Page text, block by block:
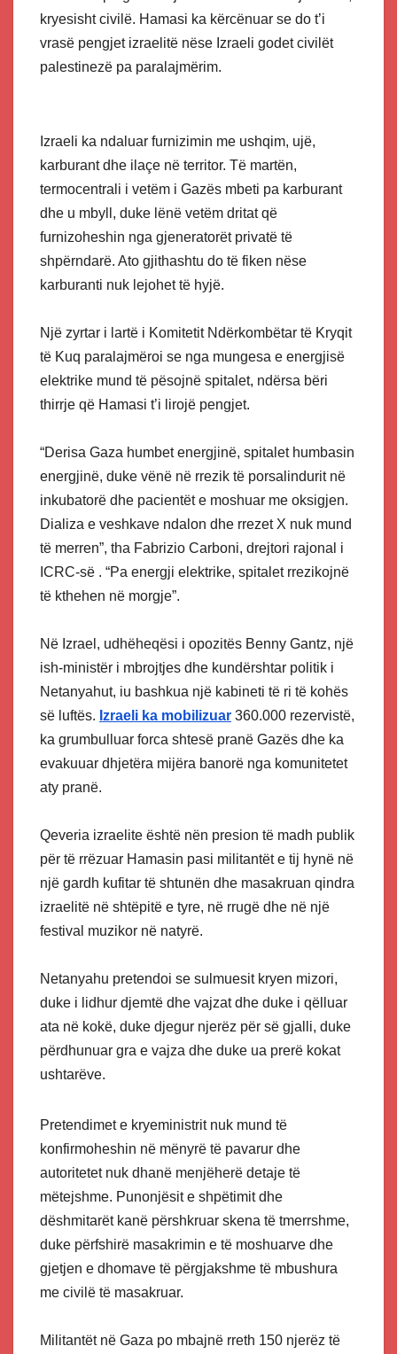
kryesisht civilë. Hamasi ka kërcënuar se do t’i
vrasë pengjet izraelitë nëse Izraeli godet civilët
palestinezë pa paralajmërim.
Izraeli ka ndaluar furnizimin me ushqim, ujë,
karburant dhe ilaçe në territor. Të martën,
termocentrali i vetëm i Gazës mbeti pa karburant
dhe u mbyll, duke lënë vetëm dritat që
furnizoheshin nga gjeneratorët privatë të
shpërndarë. Ato gjithashtu do të fiken nëse
karburanti nuk lejohet të hyjë.
Një zyrtar i lartë i Komitetit Ndërkombëtar të Kryqit
të Kuq paralajmëroi se nga mungesa e energjisë
elektrike mund të pësojnë spitalet, ndërsa bëri
thirrje që Hamasi t’i lirojë pengjet.
“Derisa Gaza humbet energjinë, spitalet humbasin
energjinë, duke vënë në rrezik të porsalindurit në
inkubatorë dhe pacientët e moshuar me oksigjen.
Dializa e veshkave ndalon dhe rrezet X nuk mund
të merren”, tha Fabrizio Carboni, drejtori rajonal i
ICRC-së . “Pa energji elektrike, spitalet rrezikojnë
të kthehen në morgje”.
Në Izrael, udhëheqësi i opozitës Benny Gantz, një
ish-ministër i mbrojtjes dhe kundërshtar politik i
Netanyahut, iu bashkua një kabineti të ri të kohës
së luftës. Izraeli ka mobilizuar 360.000 rezervistë,
ka grumbulluar forca shtesë pranë Gazës dhe ka
evakuuar dhjetëra mijëra banorë nga komunitetet
aty pranë.
Qeveria izraelite është nën presion të madh publik
për të rrëzuar Hamasin pasi militantët e tij hynë në
një gardh kufitar të shtunën dhe masakruan qindra
izraelitë në shtëpitë e tyre, në rrugë dhe në një
festival muzikor në natyrë.
Netanyahu pretendoi se sulmuesit kryen mizori,
duke i lidhur djemtë dhe vajzat dhe duke i qëlluar
ata në kokë, duke djegur njerëz për së gjalli, duke
përdhunuar gra e vajza dhe duke ua prerë kokat
ushtarëve.
Pretendimet e kryeministrit nuk mund të
konfirmoheshin në mënyrë të pavarur dhe
autoritetet nuk dhanë menjëherë detaje të
mëtejshme. Punonjësit e shpëtimit dhe
dëshmitarët kanë përshkruar skena të tmerrshme,
duke përfshirë masakrimin e të moshuarve dhe
gjetjen e dhomave të përgjakshme të mbushura
me civilë të masakruar.
Militantët në Gaza po mbajnë rreth 150 njerëz të